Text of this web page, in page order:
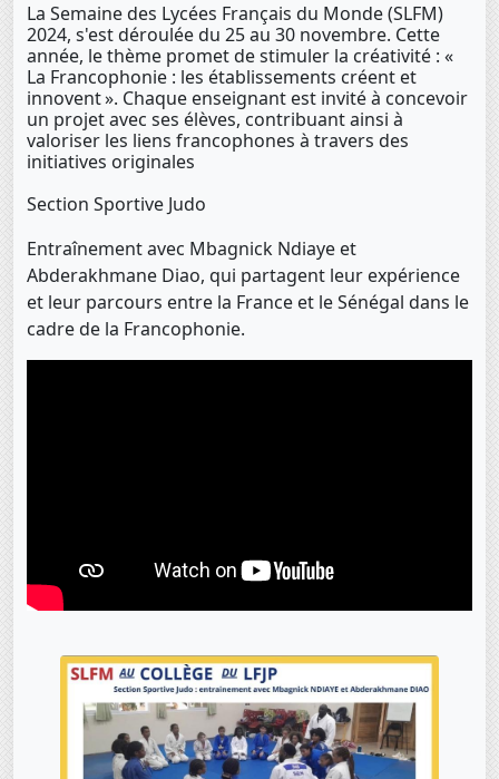
La Semaine des Lycées Français du Monde (SLFM)
2024, s'est déroulée du 25 au 30 novembre. Cette
année, le thème promet de stimuler la créativité : «
La Francophonie : les établissements créent et
innovent ». Chaque enseignant est invité à concevoir
un projet avec ses élèves, contribuant ainsi à
valoriser les liens francophones à travers des
initiatives originales
Section Sportive Judo
Entraînement avec Mbagnick Ndiaye et
Abderakhmane Diao, qui partagent leur expérience
et leur parcours entre la France et le Sénégal dans le
cadre de la Francophonie.